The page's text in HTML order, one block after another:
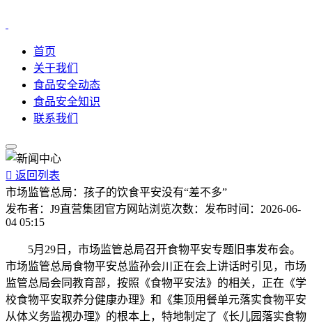
首页
关于我们
食品安全动态
食品安全知识
联系我们
 返回列表
市场监管总局：孩子的饮食平安没有“差不多”
发布者： J9直营集团官方网站浏览次数： 发布时间： 2026-06-
04 05:15
5月29日，市场监管总局召开食物平安专题旧事发布会。
市场监管总局食物平安总监孙会川正在会上讲话时引见，市场
监管总局会同教育部，按照《食物平安法》的相关，正在《学
校食物平安取养分健康办理》和《集顶用餐单元落实食物平安
从体义务监视办理》的根本上，特地制定了《长儿园落实食物